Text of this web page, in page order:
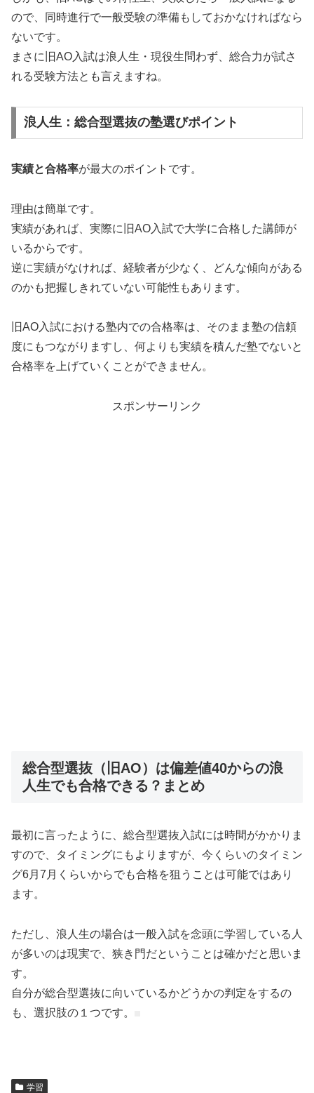
ので、同時進行で一般受験の準備もしておかなければなら
ないです。
まさに旧AO入試は浪人生・現役生問わず、総合力が試さ
れる受験方法とも言えますね。
浪人生：総合型選抜の塾選びポイント
実績と合格率が最大のポイントです。
理由は簡単です。
実績があれば、実際に旧AO入試で大学に合格した講師が
いるからです。
逆に実績がなければ、経験者が少なく、どんな傾向がある
のかも把握しきれていない可能性もあります。
旧AO入試における塾内での合格率は、そのまま塾の信頼
度にもつながりますし、何よりも実績を積んだ塾でないと
合格率を上げていくことができません。
スポンサーリンク
総合型選抜（旧AO）は偏差値40からの浪
人生でも合格できる？まとめ
最初に言ったように、総合型選抜入試には時間がかかりま
すので、タイミングにもよりますが、今くらいのタイミン
グ6月7月くらいからでも合格を狙うことは可能ではあり
ます。
ただし、浪人生の場合は一般入試を念頭に学習している人
が多いのは現実で、狭き門だということは確かだと思いま
す。
自分が総合型選抜に向いているかどうかの判定をするの
も、選択肢の１つです。
学習